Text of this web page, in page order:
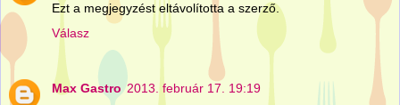
Ezt a megjegyzést eltávolította a szerző.
Válasz
Max Gastro 2013. február 17. 19:19